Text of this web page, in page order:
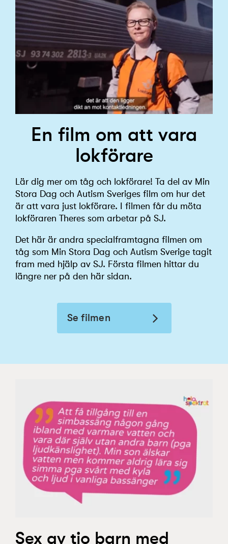
En film om att vara
lokförare
Lär dig mer om tåg och lokförare! Ta del av Min
Stora Dag och Autism Sveriges film om hur det
är att vara just lokförare. I filmen får du möta
lokföraren Theres som arbetar på SJ.
Det här är andra specialframtagna filmen om
tåg som Min Stora Dag och Autism Sverige tagit
fram med hjälp av SJ. Första filmen hittar du
längre ner på den här sidan.
Se filmen
Sex av tio barn med